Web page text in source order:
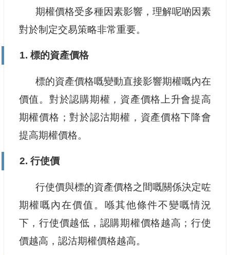
期權價格受多種因素影響，理解呢啲因素
對於制定交易策略非常重要。
1. 標的資產價格
標的資產價格嘅變動直接影響期權嘅內在
價值。對於認購期權，資產價格上升會提高
期權價格；對於認沽期權，資產價格下降會
提高期權價格。
2. 行使價
行使價與標的資產價格之間嘅關係決定咗
期權嘅內在價值。喺其他條件不變嘅情況
下，行使價越低，認購期權價格越高；行使
價越高，認沽期權價格越高。